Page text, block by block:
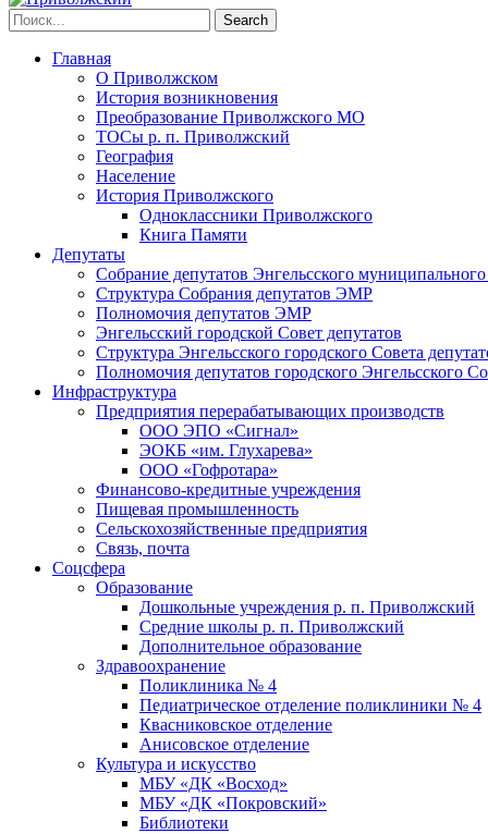
Главная
О Приволжском
История возникновения
Преобразование Приволжского МО
ТОСы р. п. Приволжский
География
Население
История Приволжского
Одноклассники Приволжского
Книга Памяти
Депутаты
Собрание депутатов Энгельсского
Структура Собрания депутатов ЭМР
Полномочия депутатов ЭМР
Энгельсский городской Совет депутатов
Структура Энгельсского городского Совета
Полномочия депутатов городского Энгельсского
Инфраструктура
Предприятия перерабатывающих производств
ООО ЭПО «Сигнал»
ЭОКБ «им. Глухарева»
ООО «Гофротара»
Финансово-кредитные учреждения
Пищевая промышленность
Сельскохозяйственные предприятия
Связь, почта
Соцсфера
Образование
Дошкольные учреждения р. п. Приволжский
Средние школы р. п. Приволжский
Дополнительное образование
Здравоохранение
Поликлиника № 4
Педиатрическое отделение поликлиники № 4
Квасниковское отделение
Анисовское отделение
Культура и искусство
МБУ «ДК «Восход»
МБУ «ДК «Покровский»
Библиотеки